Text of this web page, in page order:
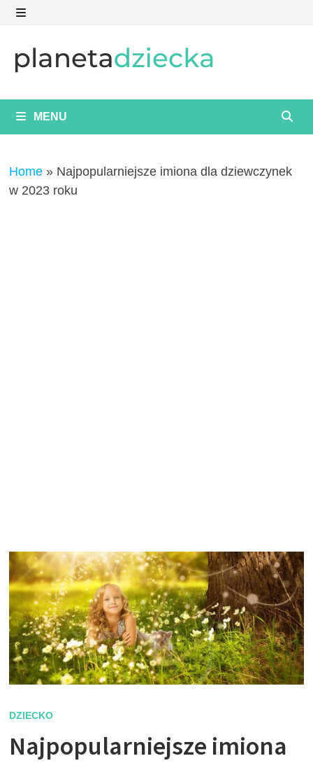
Skip
content
MENU
Home » Najpopularniejsze imiona dla dziewczynek
w 2023 roku
DZIECKO
Najpopularniejsze imiona